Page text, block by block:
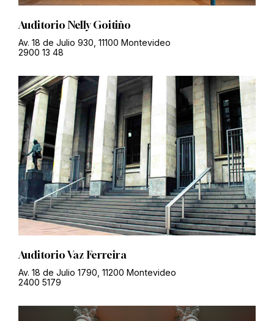
Auditorio Nelly Goitiño
Av. 18 de Julio 930, 11100 Montevideo
2900 13 48
Auditorio Vaz Ferreira
Av. 18 de Julio 1790, 11200 Montevideo
2400 5179